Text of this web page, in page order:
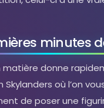
Skylanders
9,85 EUR
Voir sur Rakuten →
minutes
matière donne
Skylanders où l’on
de poser une